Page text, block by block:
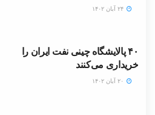
۴۰ پالایشگاه چینی نفت ایران را
خریداری می‌کنند